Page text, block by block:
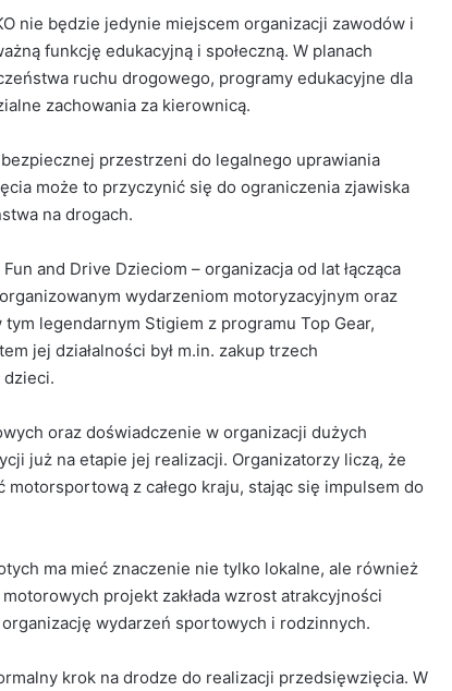
nie będzie jedynie miejscem organizacji zawodów i
funkcję edukacyjną i społeczną. W planach
ruchu drogowego, programy edukacyjne dla
zachowania za kierownicą.
przestrzeni do legalnego uprawiania
może to przyczynić się do ograniczenia zjawiska
na drogach.
and Drive Dzieciom – organizacja od lat łącząca
wydarzeniom motoryzacyjnym oraz
legendarnym Stigiem z programu Top Gear,
jej działalności był m.in. zakup trzech
oraz doświadczenie w organizacji dużych
już na etapie jej realizacji. Organizatorzy liczą, że
z całego kraju, stając się impulsem do
ma mieć znaczenie nie tylko lokalne, ale również
projekt zakłada wzrost atrakcyjności
wydarzeń sportowych i rodzinnych.
krok na drodze do realizacji przedsięwzięcia. W